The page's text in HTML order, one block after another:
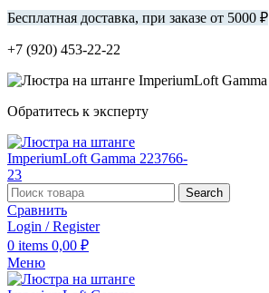
Бесплатная доставка, при заказе от 5000 ₽
+7 (920) 453-22-22
Обратитесь к эксперту
Search
Сравнить
Login / Register
0 items 0,00 ₽
Меню